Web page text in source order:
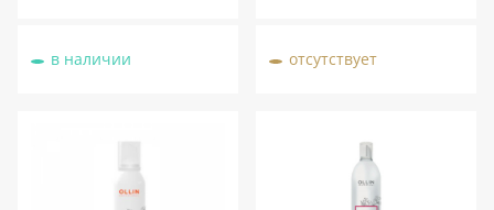
в наличии отсутствует